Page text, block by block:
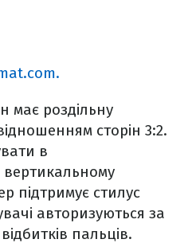
має роздільну
сторін 3:2.
в
вертикальному
підтримує стилус
авторизуються за
пальців.